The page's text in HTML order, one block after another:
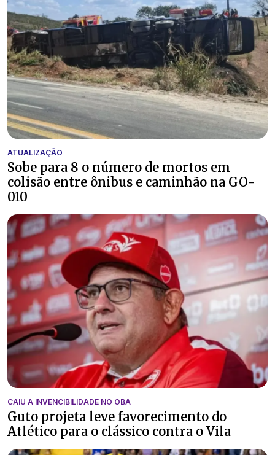
ATUALIZAÇÃO
Sobe para 8 o número de mortos em
colisão entre ônibus e caminhão na GO-
010
CAIU A INVENCIBILIDADE NO OBA
Guto projeta leve favorecimento do
Atlético para o clássico contra o Vila